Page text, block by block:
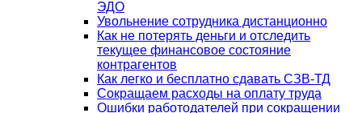
ЭДО
Увольнение сотрудника дистанционно
Как не потерять деньги и отследить
текущее финансовое состояние
контрагентов
Как легко и бесплатно сдавать СЗВ-ТД
Сокращаем расходы на оплату труда
Ошибки работодателей при сокращении